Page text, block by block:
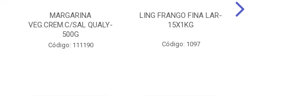
MARGARINA
VEG.CREM.C/SAL QUALY-
500G
Código: 111190
LING FRANGO FINA LAR-
15X1KG
Código: 1097